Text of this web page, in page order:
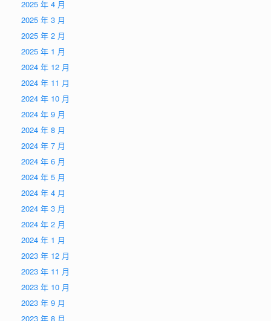
2025 年 4 月
2025 年 3 月
2025 年 2 月
2025 年 1 月
2024 年 12 月
2024 年 11 月
2024 年 10 月
2024 年 9 月
2024 年 8 月
2024 年 7 月
2024 年 6 月
2024 年 5 月
2024 年 4 月
2024 年 3 月
2024 年 2 月
2024 年 1 月
2023 年 12 月
2023 年 11 月
2023 年 10 月
2023 年 9 月
2023 年 8 月